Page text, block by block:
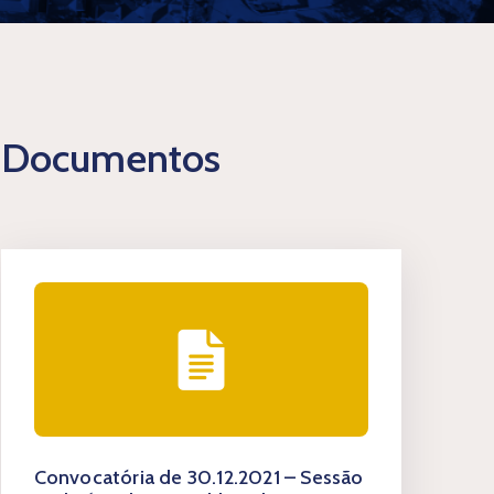
Documentos
Convocatória de 30.12.2021 – Sessão